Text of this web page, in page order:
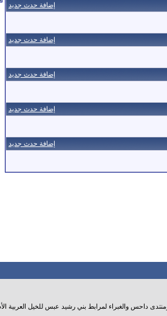
إضافة حدث جديد
إضافة حدث جديد
إضافة حدث جديد
إضافة حدث جديد
إضافة حدث جديد
داحس والغبراء لمرابط بني رشيد عبس للخيل العربية